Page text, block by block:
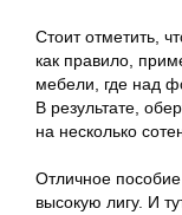
Стоит отметить,
как правило,
мебели, где над
В результате,
на несколько
Отличное
высокую лигу. И